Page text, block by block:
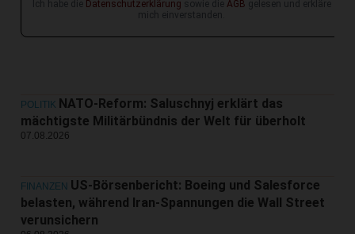
Ich habe die Datenschutzerklärung sowie die AGB gelesen und erkläre
mich einverstanden.
POLITIK NATO-Reform: Saluschnyj erklärt das
mächtigste Militärbündnis der Welt für überholt
07.08.2026
FINANZEN US-Börsenbericht: Boeing und Salesforce
belasten, während Iran-Spannungen die Wall Street
verunsichern